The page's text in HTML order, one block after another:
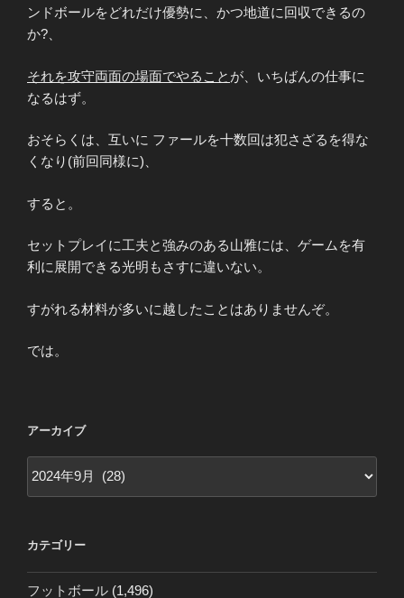
ンドボールをどれだけ優勢に、かつ地道に回収できるの
か?、
それを攻守両面の場面でやること が、いちばんの仕事に
なるはず。
おそらくは、互いに ファールを十数回は犯さざるを得な
くなり(前回同様に)、
すると。
セットプレイに工夫と強みのある山雅には、ゲームを有
利に展開できる光明もさすに違いない。
すがれる材料が多いに越したことはありませんぞ。
では。
アーカイブ
ブ
カテゴリー
フットボール (1,496)